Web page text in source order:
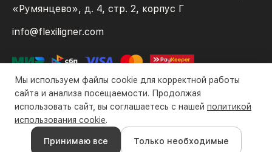
«Румянцево», д. 4, стр. 2, корпус Г
info@flexiligner.com
Все права защищены компанией ООО «Флексилайнер». ©2016-
2026 гг.
Политика конфиденциальности Файлы cookie Правила оплаты
Мы используем файлы cookie для корректной работы
сайта и анализа посещаемости. Продолжая
использовать сайт, вы соглашаетесь с нашей политикой
использования cookie.
Принимаю все Только необходимые